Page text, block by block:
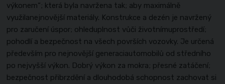
výkonem“; která byla navržena tak; aby maximálně
využilanejnovější materiály. Konstrukce a dezén je navržený
pro zaručení úspor; ohleduplnost vůči životnímuprostředí;
pohodlí a bezpečnost na všech površích vozovky. Je určená
především pro nejnovější generaciautomobilů od středního
po nejvyšší výkon. Dobrý výkon za mokra; přesné zatáčení;
bezpečnost přibrzdění a dlouhodobá schopnost zachovat si